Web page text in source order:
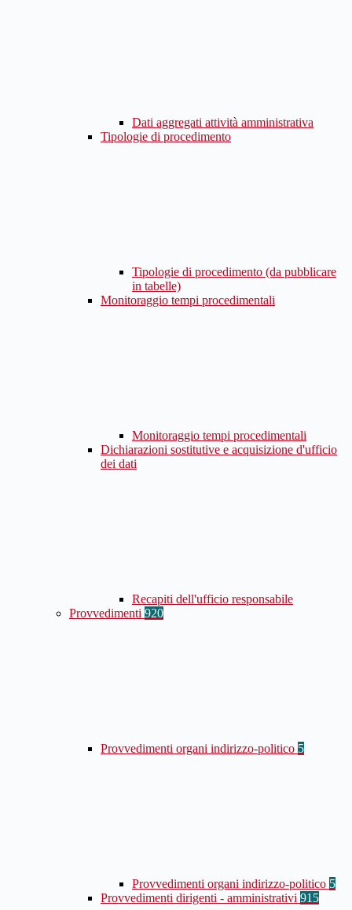
Dati aggregati attività amministrativa
Tipologie di procedimento
Tipologie di procedimento (da pubblicare
in tabelle)
Monitoraggio tempi procedimentali
Monitoraggio tempi procedimentali
Dichiarazioni sostitutive e acquisizione d'ufficio
dei dati
Recapiti dell'ufficio responsabile
Provvedimenti 920
Provvedimenti organi indirizzo-politico 5
Provvedimenti organi indirizzo-politico 5
Provvedimenti dirigenti - amministrativi 915